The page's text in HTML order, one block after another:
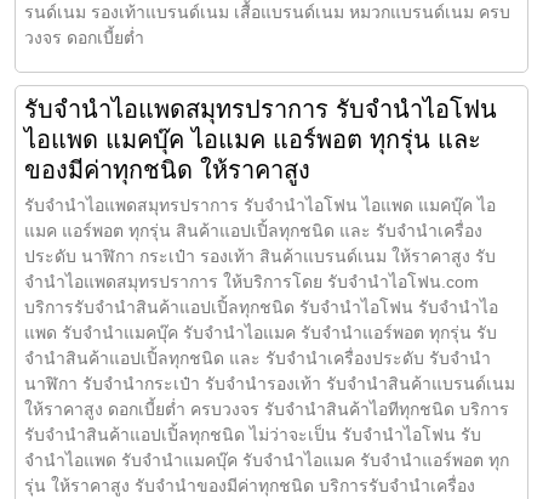
รนด์เนม รองเท้าแบรนด์เนม เสื้อแบรนด์เนม หมวกแบรนด์เนม ครบ
วงจร ดอกเบี้ยต่ำ
รับจำนำไอแพดสมุทรปราการ รับจำนำไอโฟน
ไอแพด แมคบุ๊ค ไอแมค แอร์พอต ทุกรุ่น และ
ของมีค่าทุกชนิด ให้ราคาสูง
รับจำนำไอแพดสมุทรปราการ รับจำนำไอโฟน ไอแพด แมคบุ๊ค ไอ
แมค แอร์พอต ทุกรุ่น สินค้าแอปเปิ้ลทุกชนิด และ รับจำนำเครื่อง
ประดับ นาฬิกา กระเป๋า รองเท้า สินค้าแบรนด์เนม ให้ราคาสูง รับ
จำนำไอแพดสมุทรปราการ ให้บริการโดย รับจํานําไอโฟน.com
บริการรับจำนำสินค้าแอปเปิ้ลทุกชนิด รับจำนำไอโฟน รับจำนำไอ
แพด รับจำนำแมคบุ๊ค รับจำนำไอแมค รับจำนำแอร์พอต ทุกรุ่น รับ
จำนำสินค้าแอปเปิ้ลทุกชนิด และ รับจำนำเครื่องประดับ รับจำนำ
นาฬิกา รับจำนำกระเป๋า รับจำนำรองเท้า รับจำนำสินค้าแบรนด์เนม
ให้ราคาสูง ดอกเบี้ยต่ำ ครบวงจร รับจำนำสินค้าไอทีทุกชนิด บริการ
รับจำนำสินค้าแอปเปิ้ลทุกชนิด ไม่ว่าจะเป็น รับจำนำไอโฟน รับ
จำนำไอแพด รับจำนำแมคบุ๊ค รับจำนำไอแมค รับจำนำแอร์พอต ทุก
รุ่น ให้ราคาสูง รับจำนำของมีค่าทุกชนิด บริการรับจำนำเครื่อง